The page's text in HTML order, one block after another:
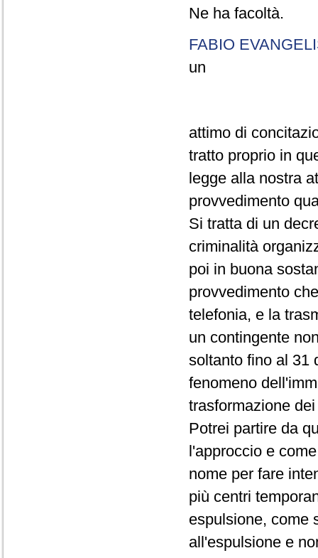
Ne ha facoltà.
FABIO
un
attimo di
tratto proprio in
legge alla nostra
provvedimento
Si tratta di un
criminalità
poi in buona
provvedimento
telefonia, e la
un contingente
soltanto fino al 31
fenomeno
trasformazione
Potrei partire da
l'approccio e
nome per fare
più centri
espulsione, come
all'espulsione e